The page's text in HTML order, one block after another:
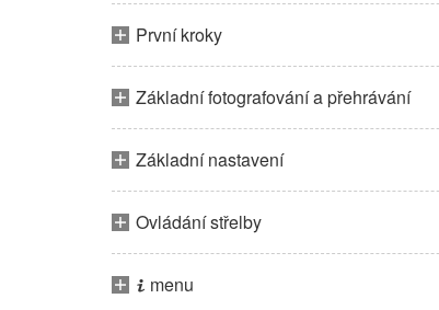
První kroky
Základní fotografování a přehrávání
Základní nastavení
Ovládání střelby
i menu